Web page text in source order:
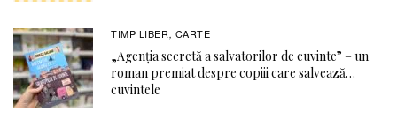
TIMP LIBER , CARTE
„Agenția secretă a salvatorilor de cuvinte” – un
roman premiat despre copiii care salvează…
cuvintele